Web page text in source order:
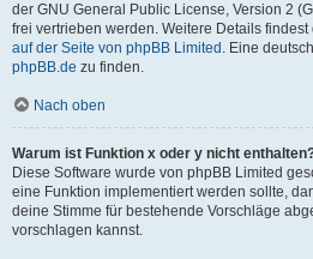
der GNU General Public License, Version 2
frei vertrieben werden. Weitere Details findest
auf der Seite von phpBB Limited . Eine
phpBB.de zu finden.
Nach oben
Warum ist Funktion x oder y nicht
Diese Software wurde von phpBB Limited
eine Funktion implementiert werden sollte,
deine Stimme für bestehende Vorschläge
vorschlagen kannst.